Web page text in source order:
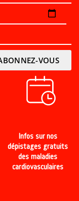
Infos sur nos
dépistages gratuits
des maladies
cardiovasculaires